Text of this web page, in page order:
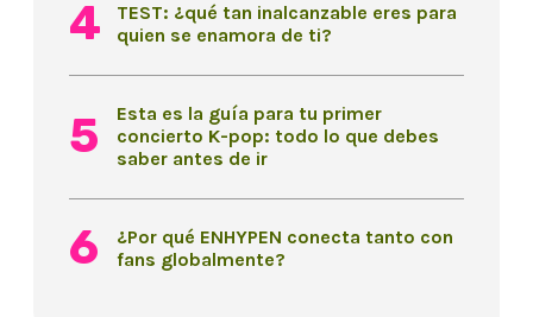
TEST: ¿qué tan inalcanzable eres para
quien se enamora de ti?
Esta es la guía para tu primer
concierto K-pop: todo lo que debes
saber antes de ir
¿Por qué ENHYPEN conecta tanto con
fans globalmente?